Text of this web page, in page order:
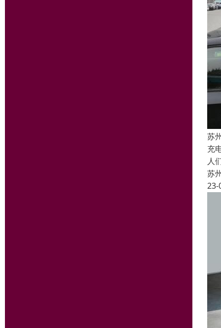
苏
充
人
苏
23-